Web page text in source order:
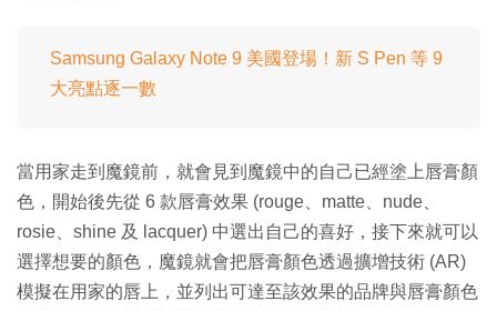
Samsung Galaxy Note 9 美國登場！新 S Pen 等 9
大亮點逐一數
當用家走到魔鏡前，就會見到魔鏡中的自己已經塗上唇膏顏
色，開始後先從 6 款唇膏效果 (rouge、matte、nude、
rosie、shine 及 lacquer) 中選出自己的喜好，接下來就可以
選擇想要的顏色，魔鏡就會把唇膏顏色透過擴增技術 (AR)
模擬在用家的唇上，並列出可達至該效果的品牌與唇膏顏色